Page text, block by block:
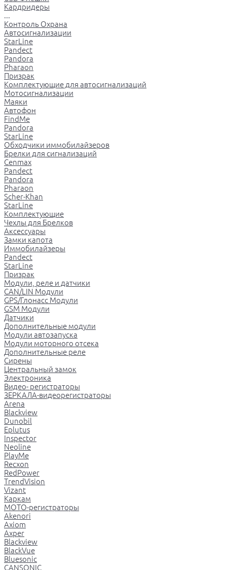
Кардридеры
...
Контроль Охрана
Автосигнализации
StarLine
Pandect
Pandora
Pharaon
Призрак
Комплектующие для автосигнализаций
Мотосигнализации
Маяки
Автофон
FindMe
Pandora
StarLine
Обходчики иммобилайзеров
Брелки для сигнализаций
Cenmax
Pandect
Pandora
Pharaon
Scher-Khan
StarLine
Комплектующие
Чехлы для Брелков
Аксессуары
Замки капота
Иммобилайзеры
Pandect
StarLine
Призрак
Модули, реле и датчики
CAN/LIN Модули
GPS/Глонасс Модули
GSM Модули
Датчики
Дополнительные модули
Модули автозапуска
Модули моторного отсека
Дополнительные реле
Сирены
Центральный замок
Электроника
Видео- регистраторы
ЗЕРКАЛА-видеорегистраторы
Arena
Blackview
Dunobil
Eplutus
Inspector
Neoline
PlayMe
Recxon
RedPower
TrendVision
Vizant
Каркам
МОТО-регистраторы
Akenori
Axiom
Axper
Blackview
BlackVue
Bluesonic
CANSONIC